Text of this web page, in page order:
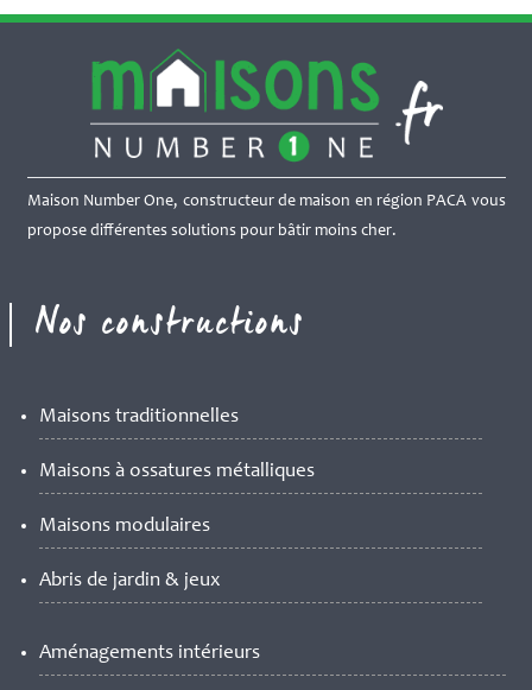
Maison Number One, constructeur de maison en région PACA vous
propose différentes solutions pour bâtir moins cher.
Nos constructions
Maisons traditionnelles
Maisons à ossatures métalliques
Maisons modulaires
Abris de jardin & jeux
Aménagements intérieurs